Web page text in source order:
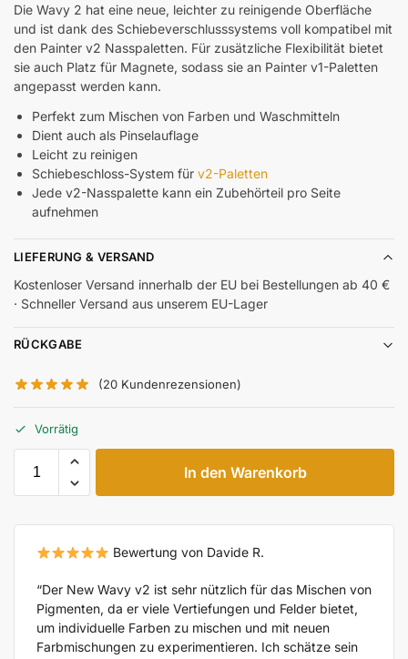
Die Wavy 2 hat eine neue, leichter zu reinigende Oberfläche
und ist dank des Schiebeverschlusssystems voll kompatibel mit
den Painter v2 Nasspaletten. Für zusätzliche Flexibilität bietet
sie auch Platz für Magnete, sodass sie an Painter v1-Paletten
angepasst werden kann.
Perfekt zum Mischen von Farben und Waschmitteln
Dient auch als Pinselauflage
Leicht zu reinigen
Schiebeschloss-System für v2-Paletten
Jede v2-Nasspalette kann ein Zubehörteil pro Seite
aufnehmen
LIEFERUNG & VERSAND
Kostenloser Versand innerhalb der EU bei Bestellungen ab 40 €
· Schneller Versand aus unserem EU-Lager
RÜCKGABE
(20 Kundenrezensionen)
Vorrätig
In den Warenkorb
Bewertung von Davide R.
“Der New Wavy v2 ist sehr nützlich für das Mischen von
Pigmenten, da er viele Vertiefungen und Felder bietet,
um individuelle Farben zu mischen und mit neuen
Farbmischungen zu experimentieren. Ich schätze sein